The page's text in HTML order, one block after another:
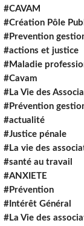
#CAVAM
#Création Pôle
#Prevention
#actions et justice
#Maladie
#Cavam
#La Vie des
#Prévention
#actualité
#Justice pénale
#La vie des
#santé au travail
#ANXIETE
#Prévention
#Intérêt Général
#La Vie des